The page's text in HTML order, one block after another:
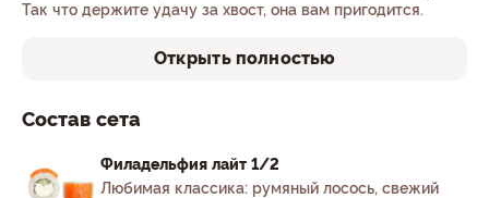
Так что держите удачу за хвост, она вам пригодится.
Открыть полностью
Состав сета
Филадельфия лайт 1/2
Любимая классика: румяный лосось, свежий